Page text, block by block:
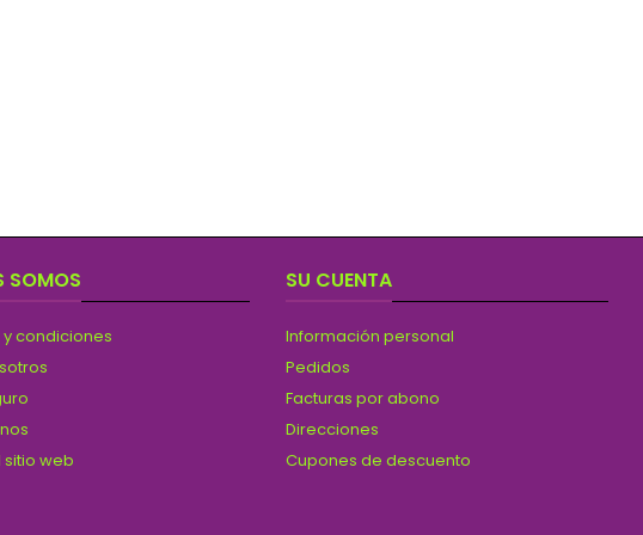
SOMOS
condiciones
web
SU CUENTA
Información personal
Pedidos
Facturas por abono
Direcciones
Cupones de descuento